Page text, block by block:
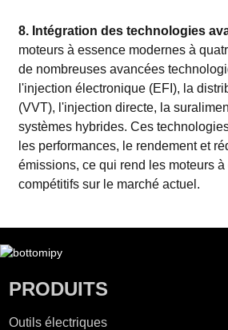
8. Intégration des technologies
moteurs à essence modernes à
de nombreuses avancées
l'injection électronique (EFI), la
(VVT), l'injection directe, la
systèmes hybrides. Ces
les performances, le rendement et
émissions, ce qui rend les moteurs
compétitifs sur le marché actuel.
PRODUITS
Outils électriques